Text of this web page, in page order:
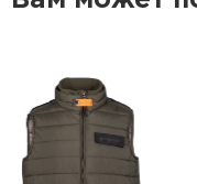
размещения
Цвет Figure: